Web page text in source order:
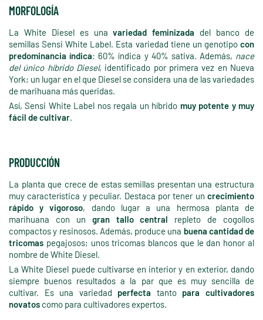
MORFOLOGÍA
La White Diesel es unavariedad feminizada del banco de
semillas Sensi White Label. Esta variedad tiene un genotipo con
predominancia índica: 60% índica y 40% sativa. Además, nace
del único híbrido Diesel, identificado por primera vez en Nueva
York; un lugar en el que Diesel se considera una de las variedades
de marihuana más queridas.
Así, Sensi White Label nos regala un híbrido muy potente y muy
fácil de cultivar.
PRODUCCIÓN
La planta que crece de estas semillas presentan una estructura
muy característica y peculiar. Destaca por tener un crecimiento
rápido y vigoroso, dando lugar a una hermosa planta de
marihuana con un gran tallo central repleto de cogollos
compactos y resinosos. Además, produce una buena cantidad de
tricomas pegajosos; unos tricomas blancos que le dan honor al
nombre de White Diesel.
La White Diesel puede cultivarse en interior y en exterior, dando
siempre buenos resultados a la par que es muy sencilla de
cultivar. Es una variedad perfecta tanto para
cultivadores
novatos como para cultivadores expertos.